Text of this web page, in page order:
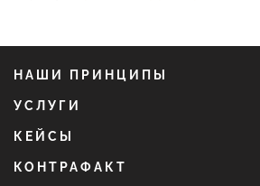
НАШИ ПРИНЦИПЫ
УСЛУГИ
КЕЙСЫ
КОНТРАФАКТ